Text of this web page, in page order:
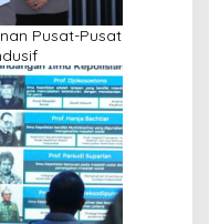
Pusat-Pusat